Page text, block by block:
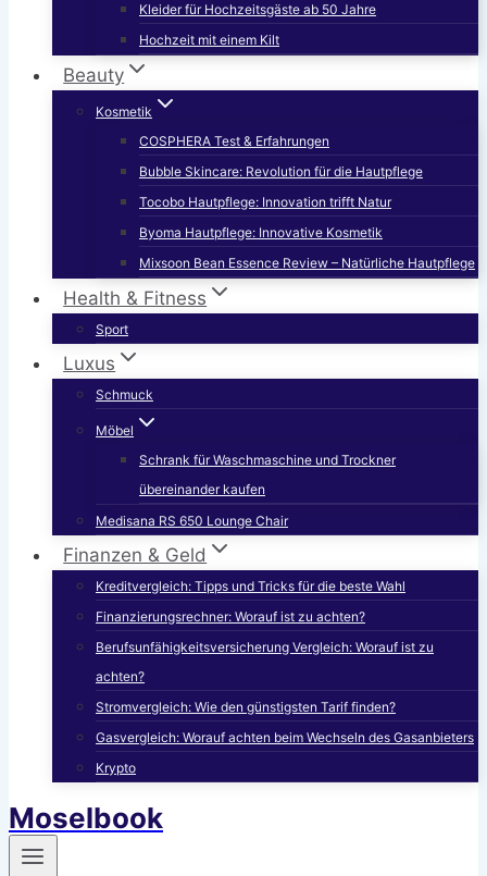
Kleider für Hochzeitsgäste ab 50 Jahre
Hochzeit mit einem Kilt
Beauty
Kosmetik
COSPHERA Test & Erfahrungen
Bubble Skincare: Revolution für die Hautpflege
Tocobo Hautpflege: Innovation trifft Natur
Byoma Hautpflege: Innovative Kosmetik
Mixsoon Bean Essence Review – Natürliche Hautpflege
Health & Fitness
Sport
Luxus
Schmuck
Möbel
Schrank für Waschmaschine und Trockner
übereinander kaufen
Medisana RS 650 Lounge Chair
Finanzen & Geld
Kreditvergleich: Tipps und Tricks für die beste Wahl
Finanzierungsrechner: Worauf ist zu achten?
Berufsunfähigkeitsversicherung Vergleich: Worauf ist zu
achten?
Stromvergleich: Wie den günstigsten Tarif finden?
Gasvergleich: Worauf achten beim Wechseln des Gasanbieters
Krypto
Moselbook